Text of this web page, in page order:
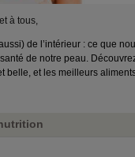
à tous,
de l’intérieur : ce que
de notre peau.
belle, et les meilleurs